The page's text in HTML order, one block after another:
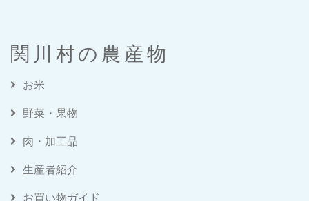
関川村の農産物
お米
野菜・果物
肉・加工品
生産者紹介
お買い物ガイド